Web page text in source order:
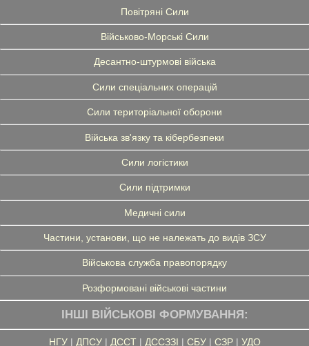
Повітряні Сили
Військово-Морські Сили
Десантно-штурмові війська
Сили спеціальних операцій
Сили територіальної оборони
Війська зв'язку та кібербезпеки
Сили логістики
Сили підтримки
Медичні сили
Частини, установи, що не належать до видів ЗСУ
Військова служба правопорядку
Розформовані військові частини
ІНШІ ВІЙСЬКОВІ ФОРМУВАННЯ:
НГУ| ДПСУ| ДССТ| ДССЗЗІ | СБУ| СЗР| УДО